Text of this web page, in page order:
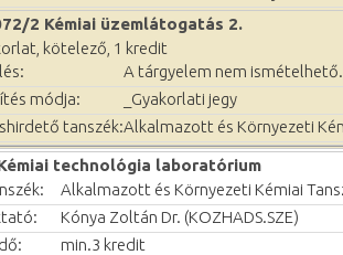
2 Kémiai üzemlátogatás 2.
kötelező, 1 kredit
A tárgyelem nem ismételhető.
módja:
_Gyakorlati jegy
tanszék:Alkalmazott és Környezeti
technológia laboratórium
Alkalmazott és Környezeti Kémiai
Kónya Zoltán Dr. (KOZHADS.SZE)
min.3 kredit